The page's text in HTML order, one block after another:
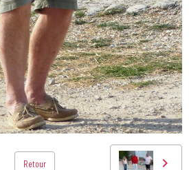
Retour